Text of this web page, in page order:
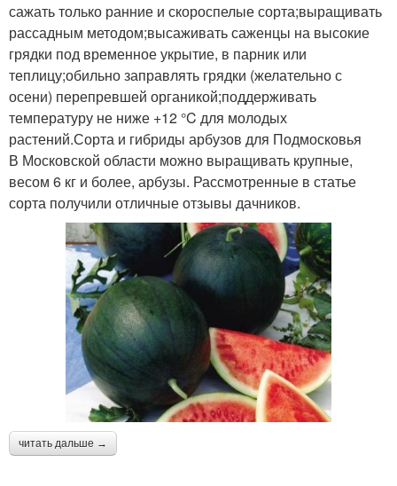
сажать только ранние и скороспелые сорта;выращивать
рассадным методом;высаживать саженцы на высокие
грядки под временное укрытие, в парник или
теплицу;обильно заправлять грядки (желательно с
осени) перепревшей органикой;поддерживать
температуру не ниже +12 °C для молодых
растений.Сорта и гибриды арбузов для Подмосковья
В Московской области можно выращивать крупные,
весом 6 кг и более, арбузы. Рассмотренные в статье
сорта получили отличные отзывы дачников.
читать дальше →